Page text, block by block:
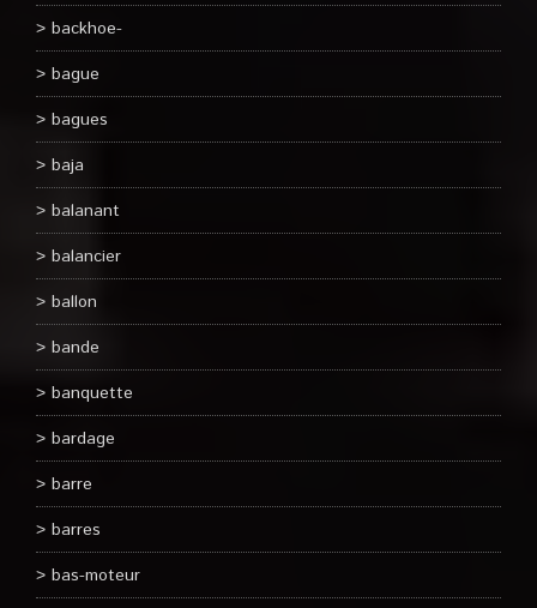
backhoe-
bague
bagues
baja
balanant
balancier
ballon
bande
banquette
bardage
barre
barres
bas-moteur